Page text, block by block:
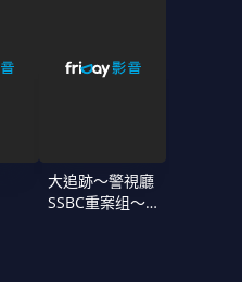
大追跡〜警視廳
SSBC重案组〜